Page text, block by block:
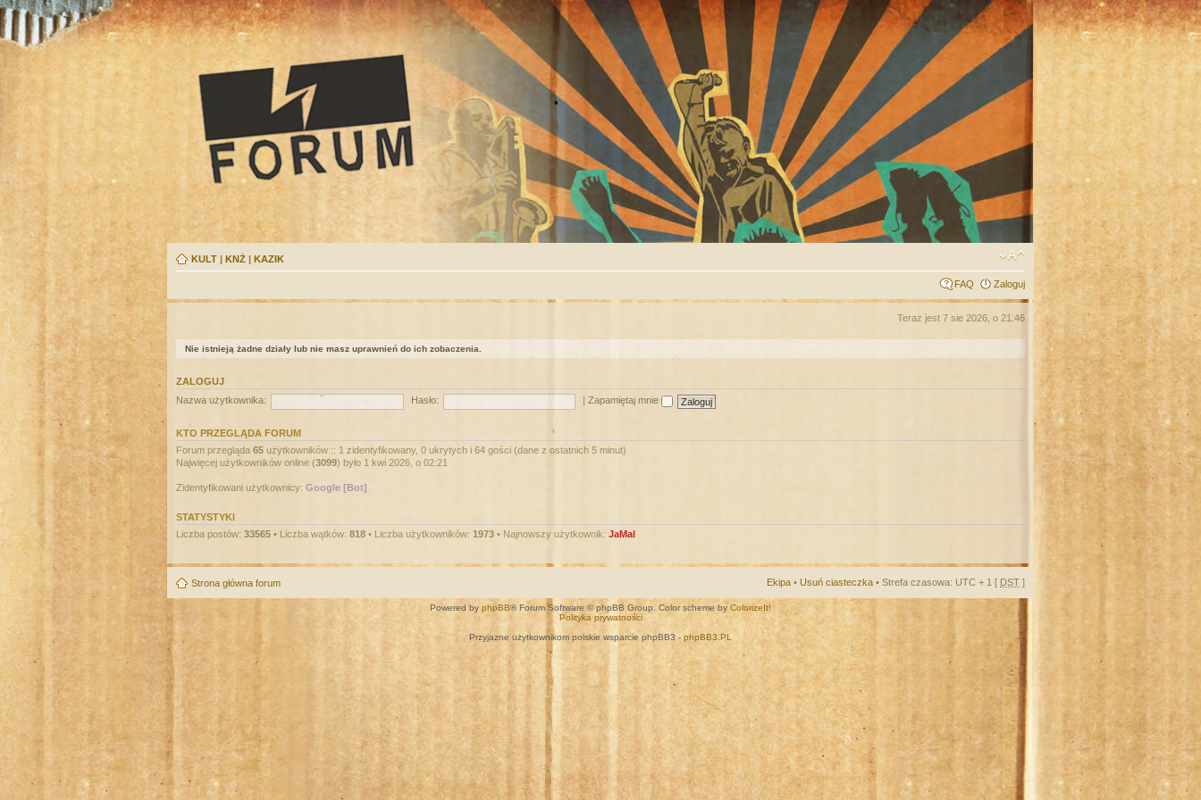
KULT | KNŻ | KAZIK
FAQ Zaloguj
Teraz jest 7 sie 2026, o 21:46
Nie istnieją żadne działy lub nie masz uprawnień do ich zobaczenia.
ZALOGUJ
Nazwa użytkownika:
Hasło: Zapamiętaj mnie
KTO PRZEGLĄDA FORUM
Forum przegląda 65 użytkowników :: 1 zidentyfikowany, 0 ukrytych i 64 gości (dane z ostatnich 5 minut)
Najwięcej użytkowników online (3099) było 1 kwi 2026, o 02:21
Zidentyfikowani użytkownicy: Google [Bot]
STATYSTYKI
Liczba postów: 33565 • Liczba wątków: 818 • Liczba użytkowników: 1973 • Najnowszy użytkownik: JaMal
Strona główna forum Ekipa • Usuń ciasteczka • Strefa czasowa: UTC + 1 [ DST ]
Powered by phpBB® Forum Software © phpBB Group. Color scheme by ColorizeIt!
Polityka prywatności
Przyjazne użytkownikom polskie wsparcie phpBB3 - phpBB3.PL